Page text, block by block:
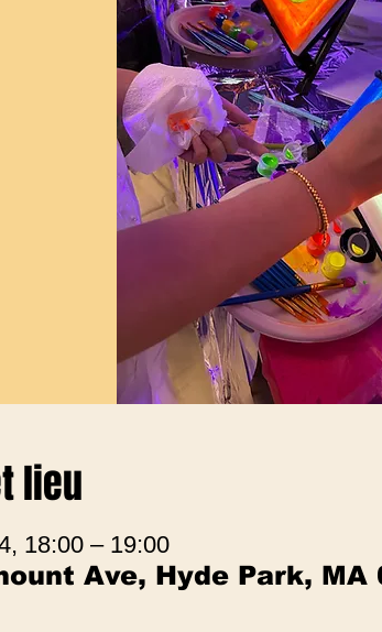
lieu
18:00 – 19:00
Ave, Hyde Park, MA